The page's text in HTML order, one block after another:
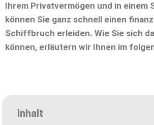
Ihrem Privatvermögen und in einem
können Sie ganz schnell einen
Schiffbruch erleiden. Wie Sie sich
können, erläutern wir Ihnen im
Inhalt